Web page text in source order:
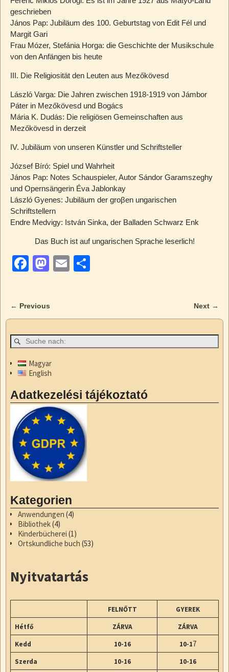
geschrieben
János Pap: Jubiläum des 100. Geburtstag von Edit Fél und
Margit Gari
Frau Mózer, Stefánia Horga: die Geschichte der Musikschule
von den Anfängen bis heute
III. Die Religiosität den Leuten aus Mezőkövesd
László Varga: Die Jahren zwischen 1918-1919 von Jámbor
Páter in Mezőkövesd und Bogács
Mária K. Dudás: Die religiösen Gemeinschaften aus
Mezőkövesd in derzeit
IV. Jubiläum von unseren Künstler und Schriftsteller
József Bíró: Spiel und Wahrheit
János Pap: Notes Schauspieler, Autor Sándor Garamszeghy
und Opernsängerin Éva Jablonkay
László Gyenes: Jubiläum der groβen ungarischen
Schriftstellern
Endre Medvigy: István Sinka, der Balladen Schwarz Enk
Das Buch ist auf ungarischen Sprache leserlich!
F
e
o
o
k
M
o
o
n
E
Artikelnavigation
← Previous Next →
Magyar
English
Adatkezelési tájékoztató
Kategorien
Anwendungen (4)
Bibliothek(4)
Kinderbücherei (1)
Ortskundliche buch (53)
Nyitvatartás
FELNŐTT
GYEREK
Hétfő
ZÁRVA
ZÁRVA
Kedd
10-16 10-17
Szerda 10-16
10-16